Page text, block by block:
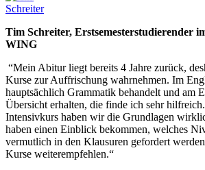
Tim Schreiter, Erstsemesterstudierender
WING
“Mein Abitur liegt bereits 4 Jahre zurück,
Kurse zur Auffrischung wahrnehmen. Im
hauptsächlich Grammatik behandelt und am
Übersicht erhalten, die finde ich sehr
Intensivkurs haben wir die Grundlagen
haben einen Einblick bekommen, welches
vermutlich in den Klausuren gefordert
Kurse weiterempfehlen.“